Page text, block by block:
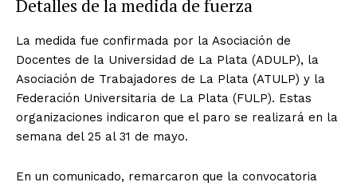
Detalles de la medida de fuerza
La medida fue confirmada por la Asociación de
Docentes de la Universidad de La Plata (ADULP), la
Asociación de Trabajadores de La Plata (ATULP) y la
Federación Universitaria de La Plata (FULP). Estas
organizaciones indicaron que el paro se realizará en la
semana del 25 al 31 de mayo.
En un comunicado, remarcaron que la convocatoria